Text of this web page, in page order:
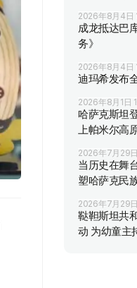
2026年8月4日
成龙抵达巴
务》
2026年8月4日
迪玛希发布
2026年8月1日
哈萨克斯坦
上帕米尔高
2026年7月29
当历史在舞
塑哈萨克民
2026年7月29
鞑靼斯坦共
动 为幼童主